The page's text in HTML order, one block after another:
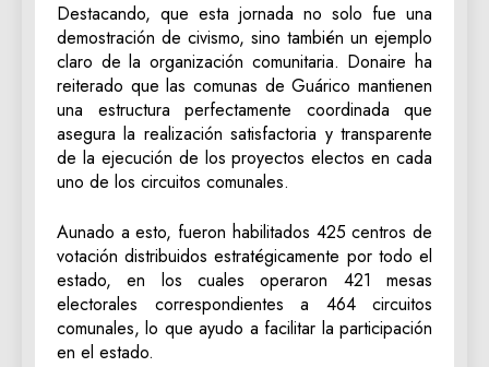
Destacando, que esta jornada no solo fue una
demostración de civismo, sino también un ejemplo
claro de la organización comunitaria. Donaire ha
reiterado que las comunas de Guárico mantienen
una estructura perfectamente coordinada que
asegura la realización satisfactoria y transparente
de la ejecución de los proyectos electos en cada
uno de los circuitos comunales.
Aunado a esto, fueron habilitados 425 centros de
votación distribuidos estratégicamente por todo el
estado, en los cuales operaron 421 mesas
electorales correspondientes a 464 circuitos
comunales, lo que ayudo a facilitar la participación
en el estado.